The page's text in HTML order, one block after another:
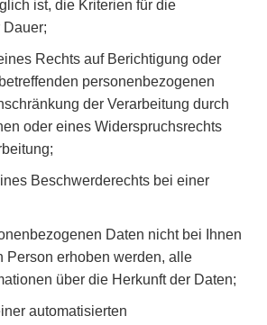
ist, die Kriterien für die
Dauer;
Rechts auf Berichtigung oder
personenbezogenen
der Verarbeitung durch
oder eines Widerspruchsrechts
Beschwerderechts bei einer
Daten nicht bei Ihnen
Person erhoben werden, alle
über die Herkunft der Daten;
automatisierten